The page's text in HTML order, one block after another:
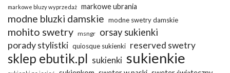
markowe bluzy wyprzedaż markowe ubrania
modne bluzki damskie modne swetry damskie
mohito swetry msngr orsay sukienki
porady stylistki quiosque sukienki reserved swetry
sklep ebutik.pl sukienki sukienkie